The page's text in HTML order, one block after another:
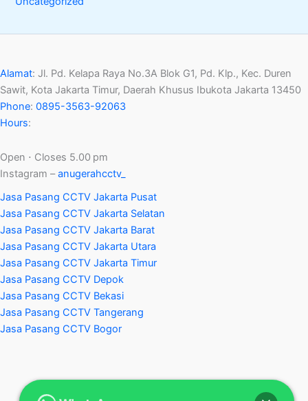
Alamat: Jl. Pd. Kelapa Raya No.3A Blok G1, Pd. Klp., Kec. Duren
Sawit, Kota Jakarta Timur, Daerah Khusus Ibukota Jakarta 13450
Phone: 0895-3563-92063
Hours:
Open ⋅ Closes 5.00 pm
Instagram –anugerahcctv_
Jasa Pasang CCTV Jakarta Pusat
Jasa Pasang CCTV Jakarta Selatan
Jasa Pasang CCTV Jakarta Barat
Jasa Pasang CCTV Jakarta Utara
Jasa Pasang CCTV Jakarta Timur
Jasa Pasang CCTV Depok
Jasa Pasang CCTV Bekasi
Jasa Pasang CCTV Tangerang
Jasa Pasang CCTV Bogor